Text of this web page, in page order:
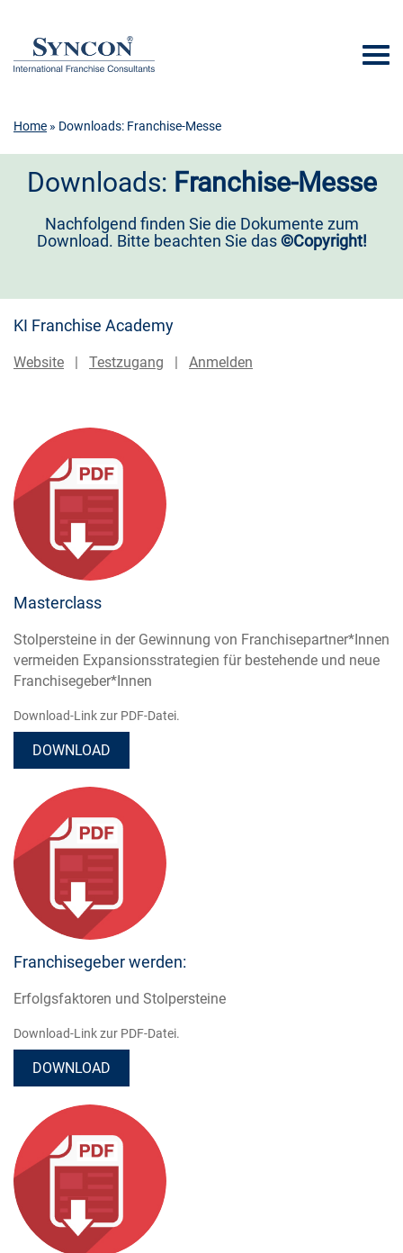
Home » Downloads: Franchise-Messe
Downloads: Franchise-Messe
Nachfolgend finden Sie die Dokumente zum
Download. Bitte beachten Sie das©Copyright!
KI Franchise Academy
Website | Testzugang | Anmelden
Masterclass
Stolpersteine in der Gewinnung von Franchisepartner*Innen
vermeiden Expansionsstrategien für bestehende und neue
Franchisegeber*Innen
Download-Link zur PDF-Datei.
DOWNLOAD
Franchisegeber werden:
Erfolgsfaktoren und Stolpersteine
Download-Link zur PDF-Datei.
DOWNLOAD